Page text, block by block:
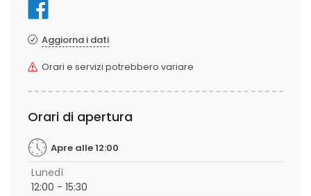
Aggiorna i dati
Orari e servizi potrebbero variare
Orari di apertura
Apre alle 12:00
Lunedì
12:00 - 15:30